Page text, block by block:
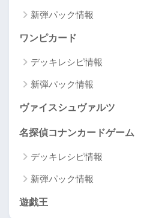
新弾パック情報
ワンピカード
デッキレシピ情報
新弾パック情報
ヴァイスシュヴァルツ
名探偵コナンカードゲーム
デッキレシピ情報
新弾パック情報
遊戯王